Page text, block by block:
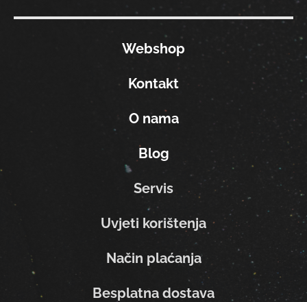
Webshop
Kontakt
O nama
Blog
Servis
Uvjeti korištenja
Način plaćanja
Besplatna dostava